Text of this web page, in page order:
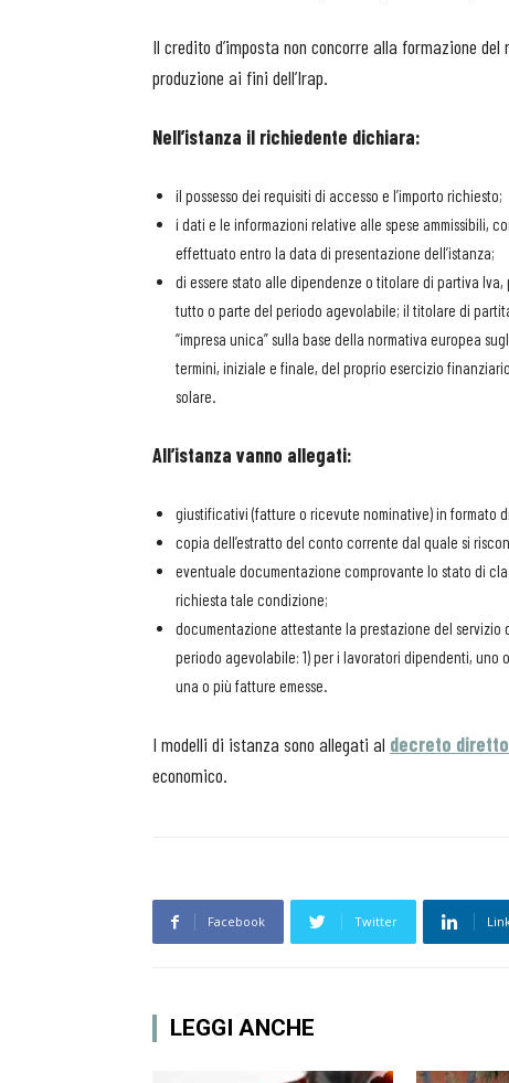
Il credito d’imposta non concorre alla formazione
produzione ai fini dell’Irap.
Nell’istanza il richiedente dichiara:
il possesso dei requisiti di accesso e l’importo richiesto;
i dati e le informazioni relative alle spese ammissibili,
effettuato entro la data di presentazione dell’istanza;
di essere stato alle dipendenze o titolare di partiva
tutto o parte del periodo agevolabile; il titolare di
“impresa unica” sulla base della normativa europea
termini, iniziale e finale, del proprio esercizio
solare.
All’istanza vanno allegati:
giustificativi (fatture o ricevute nominative) in formato
copia dell’estratto del conto corrente dal quale si
eventuale documentazione comprovante lo stato di
richiesta tale condizione;
documentazione attestante la prestazione del
periodo agevolabile: 1) per i lavoratori dipendenti,
una o più fatture emesse.
I modelli di istanza sono allegati al decreto
economico.
Facebook Twitter
LEGGI ANCHE